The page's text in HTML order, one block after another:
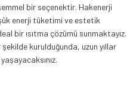
bir seçenektir. Hakenerji
enerji tüketimi ve estetik
bir ısıtma çözümü sunmaktayız.
kurulduğunda, uzun yıllar